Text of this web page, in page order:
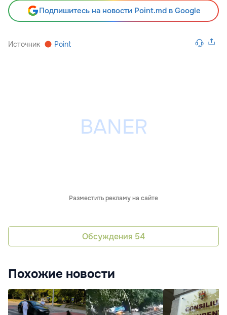
Подпишитесь на новости Point.md в Google
Источник Point
Разместить рекламу на сайте
Обсуждения 54
Похожие новости